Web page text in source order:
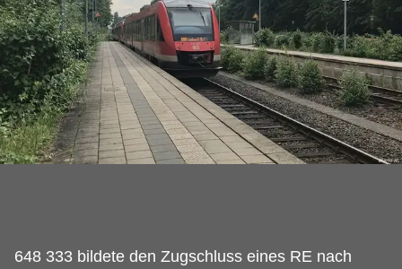
648 333 bildete den Zugschluss eines RE nach